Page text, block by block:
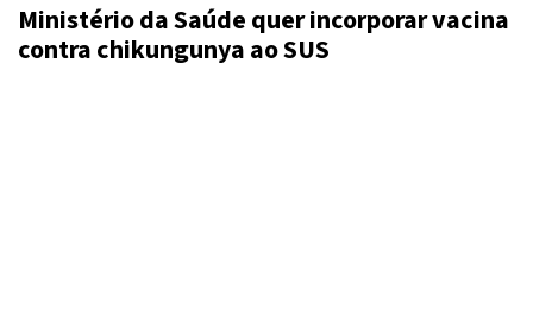
Ministério da Saúde quer incorporar vacina
contra chikungunya ao SUS